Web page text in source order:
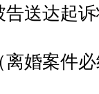
送达起
婚案件